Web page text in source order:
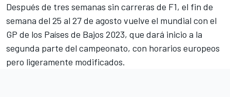
Después de tres semanas sin carreras de F1, el fin de
semana del 25 al 27 de agosto vuelve el mundial con el
GP de los Países de Bajos 2023, que dará inicio a la
segunda parte del campeonato, con horarios europeos
pero ligeramente modificados.